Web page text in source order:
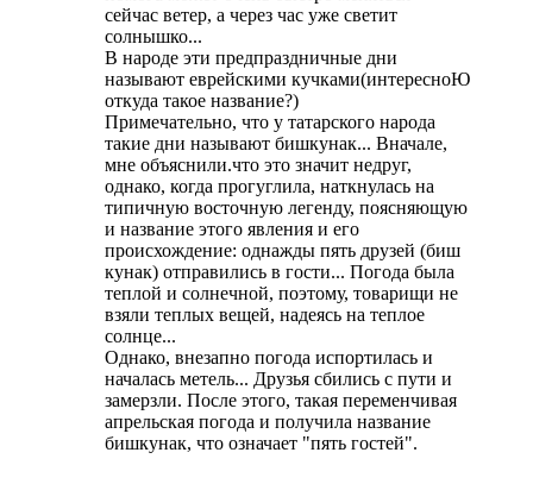
сейчас ветер, а через час уже светит
солнышко...
В народе эти предпраздничные дни
называют еврейскими кучками(интересноЮ
откуда такое название?)
Примечательно, что у татарского народа
такие дни называют бишкунак... Вначале,
мне объяснили.что это значит недруг,
однако, когда прогуглила, наткнулась на
типичную восточную легенду, поясняющую
и название этого явления и его
происхождение: однажды пять друзей (биш
кунак) отправились в гости... Погода была
теплой и солнечной, поэтому, товарищи не
взяли теплых вещей, надеясь на теплое
солнце...
Однако, внезапно погода испортилась и
началась метель... Друзья сбились с пути и
замерзли. После этого, такая переменчивая
апрельская погода и получила название
бишкунак, что означает "пять гостей".